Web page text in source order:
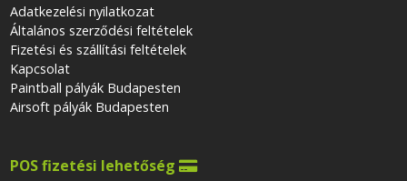
Adatkezelési nyilatkozat
Általános szerződési feltételek
Fizetési és szállítási feltételek
Kapcsolat
Paintball pályák Budapesten
Airsoft pályák Budapesten
POS fizetési lehetőség 